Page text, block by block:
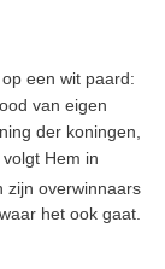
een wit paard:
van eigen
der koningen,
Hem in
zijn overwinnaars
het ook gaat.